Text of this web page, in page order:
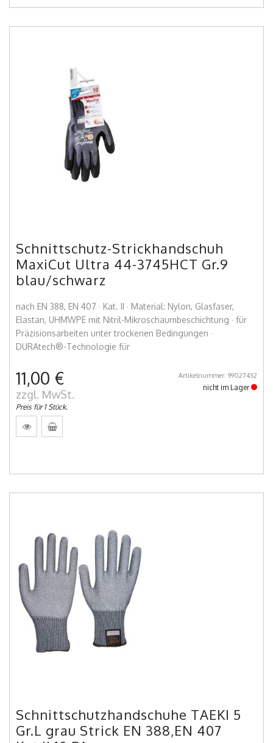
Schnittschutz-Strickhandschuh
MaxiCut Ultra 44-3745HCT Gr.9
blau/schwarz
nach EN 388, EN 407 · Kat. II · Material: Nylon, Glasfaser,
Elastan, UHMWPE mit Nitril-Mikroschaumbeschichtung · für
Präzisionsarbeiten unter trockenen Bedingungen ·
DURAtech®-Technologie für
11,00 €
zzgl. MwSt.
Preis für 1 Stück.
Artikelnummer: 99027432
nicht im Lager
Schnittschutzhandschuhe TAEKI 5
Gr.L grau Strick EN 388,EN 407